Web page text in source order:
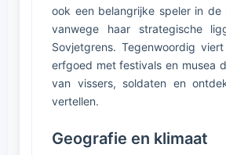
ook een belangrijke speler in de
vanwege haar strategische
Sovjetgrens. Tegenwoordig
erfgoed met festivals en musea
van vissers, soldaten en
vertellen.
Geografie en klimaat